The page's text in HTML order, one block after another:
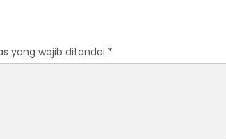
yang wajib ditandai *